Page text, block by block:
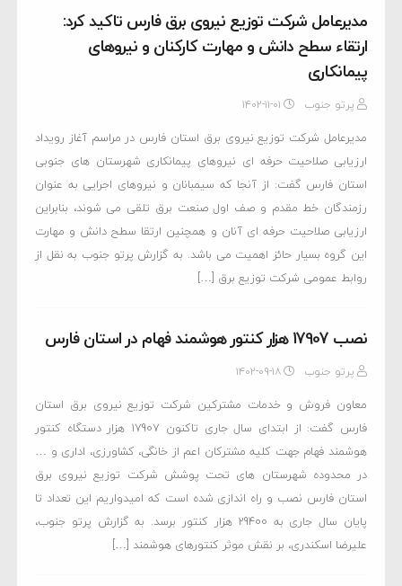
مدیرعامل شرکت توزیع نیروی برق فارس تاکید کرد:
ارتقاء سطح دانش و مهارت کارکنان و نیروهای
پیمانکاری
پرتو جنوب ۱۴۰۲-۱۱-۰۱
مدیرعامل شرکت توزیع نیروی برق استان فارس در مراسم آغاز رویداد
ارزیابی صلاحیت حرفه ای نیروهای پیمانکاری شهرستان های جنوبی
استان فارس گفت: از آنجا که سیمبانان و نیروهای اجرایی به عنوان
رزمندگان خط مقدم و صف اول صنعت برق تلقی می شوند، بنابراین
ارزیابی صلاحیت حرفه ای آنان و همچنین ارتقا سطح دانش و مهارت
این گروه بسیار حائز اهمیت می باشد. به گزارش پرتو جنوب به نقل از
روابط عمومی شرکت توزیع برق […]
نصب 17907 هزار کنتور هوشمند فهام در استان فارس
پرتو جنوب ۱۴۰۲-۰۹-۱۸
معاون فروش و خدمات مشترکین شرکت توزیع نیروی برق استان
فارس گفت: از ابتدای سال جاری تاکنون 17907 هزار دستگاه کنتور
هوشمند فهام جهت کلیه مشترکان اعم از خانگی، کشاورزی، اداری و …
در محدوده شهرستان های تحت پوشش شرکت توزیع نیروی برق
استان فارس نصب و راه اندازی شده است که امیدواریم این تعداد تا
پایان سال جاری به 29400 هزار کنتور برسد. به گزارش پرتو جنوب،
علیرضا اسکندری، بر نقش موثر کنتورهای هوشمند […]